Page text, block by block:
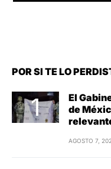
POR SI TE LO
El
de
AGOSTO 7,